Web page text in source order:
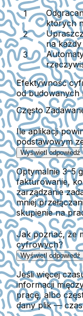
których
na
Efektywność
od budowanych
Często
Ile aplikacji
podstawowym
Wyświetl odpowiedź
Optymalnie 3–5
fakturowanie,
zarządzanie
mniej
skupienie na
Jak poznać, że
cyfrowych?
Wyświetl odpowiedź
Jeśli więcej
informacji
pracę, albo
dany plik —